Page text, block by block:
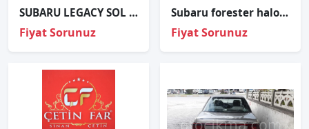
SUBARU LEGACY SOL FAR ORJİNAL
Fiyat Sorunuz
Subaru forester halojen sağ far sıfır depo 84913-sa310 2003-2007
Fiyat Sorunuz